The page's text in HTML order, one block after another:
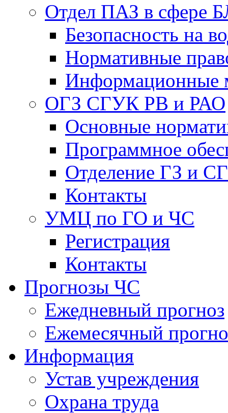
Отдел ПАЗ в сфере
Безопасность на
Нормативные
Информационные
ОГЗ СГУК РВ и РАО
Основные
Программное
Отделение ГЗ и
Контакты
УМЦ по ГО и ЧС
Регистрация
Контакты
Прогнозы ЧС
Ежедневный прогноз
Ежемесячный
Информация
Устав учреждения
Охрана труда